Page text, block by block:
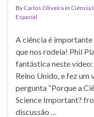
By Carlos Oliveira in Ciência
Espacial
A ciência é
que nos rodeia! Phil
fantástica neste
Reino Unido, e fez um
pergunta “Porque a
Science Important?
discussão …